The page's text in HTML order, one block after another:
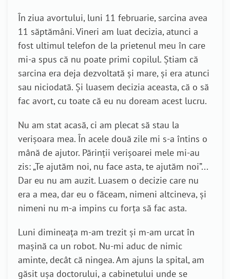
În ziua avortului, luni 11 februarie, sarcina avea
11 săptămâni. Vineri am luat decizia, atunci a
fost ultimul telefon de la prietenul meu în care
mi-a spus că nu poate primi copilul. Știam că
sarcina era deja dezvoltată și mare, și era atunci
sau niciodată. Și luasem decizia aceasta, că o să
fac avort, cu toate că eu nu doream acest lucru.
Nu am stat acasă, ci am plecat să stau la
verișoara mea. În acele două zile mi s-a întins o
mână de ajutor. Părinții verișoarei mele mi-au
zis: „Te ajutăm noi, nu face asta, te ajutăm noi”...
Dar eu nu am auzit. Luasem o decizie care nu
era a mea, dar eu o făceam, nimeni altcineva, și
nimeni nu m-a impins cu forța să fac asta.
Luni dimineața m-am trezit și m-am urcat în
mașină ca un robot. Nu-mi aduc de nimic
aminte, decât că ningea. Am ajuns la spital, am
găsit ușa doctorului, a cabinetului unde se